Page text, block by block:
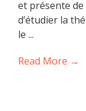
et présente
d’étudier la
le ...
Read More →